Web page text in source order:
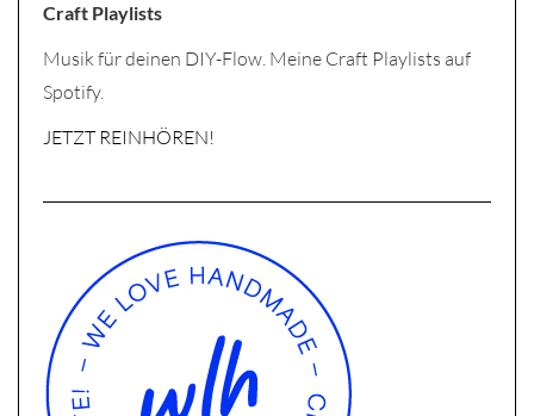
Craft Playlists
Musik für deinen DIY-Flow. Meine Craft Playlists auf
Spotify.
JETZT REINHÖREN!